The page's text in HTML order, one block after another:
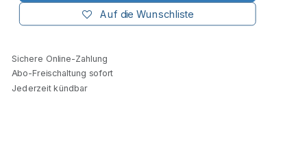
Auf die Wunschliste
Sichere Online-Zahlung
Abo-Freischaltung sofort
Jederzeit kündbar